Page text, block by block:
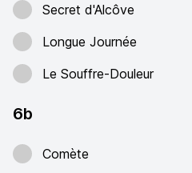
Secret d'Alcôve
Longue Journée
Le Souffre-Douleur
6b
Comète